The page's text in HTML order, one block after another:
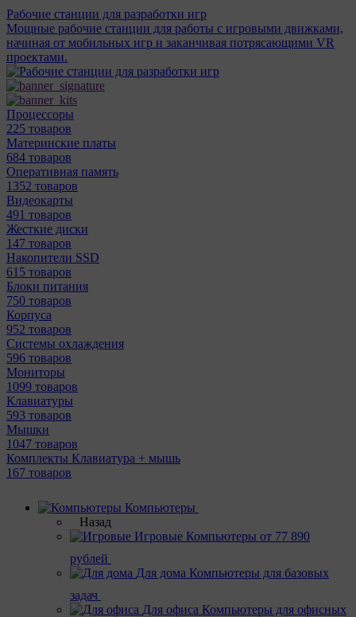
Рабочие станции для разработки игр
Мощные рабочие станции для работы с игровыми движками,
начиная от мобильных игр и заканчивая потрясающими VR
проектами.
Процессоры
225 товаров
Материнcкие платы
684 товаров
Оперативная память
1352 товаров
Видеокарты
491 товаров
Жесткие диски
147 товаров
Накопители SSD
615 товаров
Блоки питания
750 товаров
Корпуса
952 товаров
Системы охлаждения
596 товаров
Мониторы
1099 товаров
Клавиатуры
593 товаров
Мышки
1047 товаров
Комплекты Клавиатура + мышь
167 товаров
Компьютеры
Назад
Игровые Компьютеры от 77 890
рублей
Для дома Компьютеры для базовых
задач
Для офиса Компьютеры для офисных